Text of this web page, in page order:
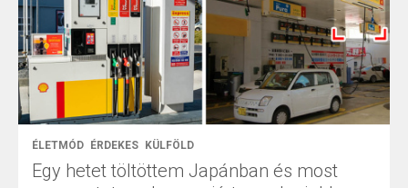
ÉLETMÓD ÉRDEKES KÜLFÖLD
Egy hetet töltöttem Japánban és most